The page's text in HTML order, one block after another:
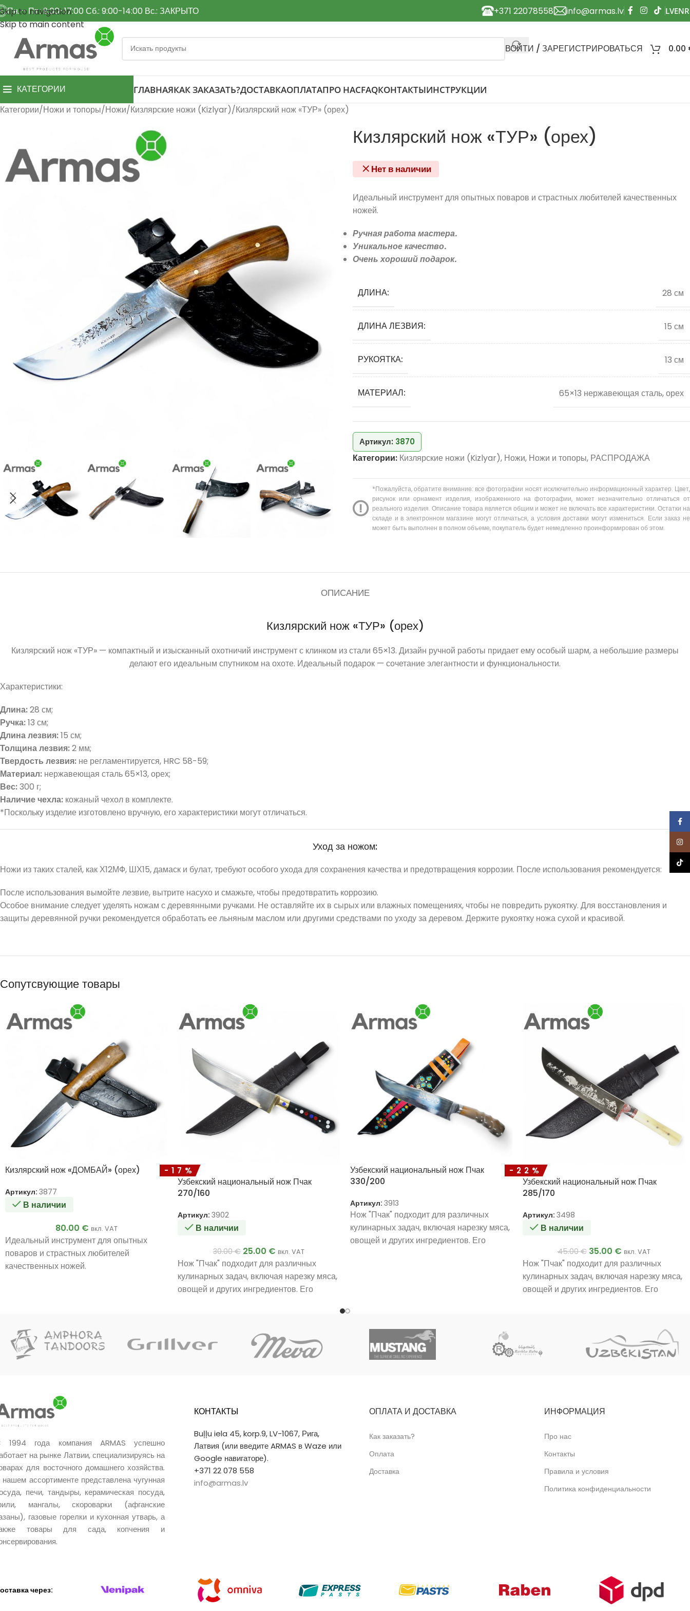
Skip to navigation
Skip to main content
Пн. - Пт.: 9:00-17:00 Сб.: 9:00-14:00 Вс.: ЗАКРЫТО +371 22078558 info@armas.lv
ВОЙТИ / ЗАРЕГИСТРИРОВАТЬСЯ 0.00
КАТЕГОРИИ ГЛАВНАЯКАК ЗАКАЗАТЬ?ДОСТАВКАОПЛАТАПРО НАСFAQКОНТАКТЫИНСТРУКЦИИ
Категории Ножи и топоры Ножи Кизлярские ножи (Kizlyar) Кизлярский нож «ТУР» (орех)
Кизлярский нож «ТУР» (орех)
Нет в наличии
Идеальный инструмент для опытных поваров и страстных любителей качественных
ножей.
Ручная работа мастера.
Уникальное качество.
Очень хороший подарок.
ДЛИНА: 28 см
ДЛИНА ЛЕЗВИЯ: 15 см
РУКОЯТКА: 13 см
МАТЕРИАЛ: 65×13 нержавеющая сталь, орех
Артикул: 3870
Категории: Кизлярские ножи (Kizlyar), Ножи, Ножи и топоры, РАСПРОДАЖА
*Пожалуйста, обратите внимание: все фотографии носят исключительно информационный характер. Цвет,
рисунок или орнамент изделия, изображенного на фотографии, может незначительно отличаться от
реального изделия. Описание товара является общим и может не включать все характеристики. Остатки на
складе и в электронном магазине могут отличаться, а условия доставки могут измениться. Если заказ не
может быть выполнен в полном объеме, покупатель будет немедленно проинформирован об этом.
ОПИСАНИЕ
Кизлярский нож «ТУР» (орех)
Кизлярский нож «ТУР» — компактный и изысканный охотничий инструмент с клинком из стали 65×13. Дизайн ручной работы придает ему особый шарм, а небольшие размеры
делают его идеальным спутником на охоте. Идеальный подарок — сочетание элегантности и функциональности.
Характеристики:
Длина:28 см;
Ручка:13 см;
Длина лезвия:15 см;
Толщина лезвия:2 мм;
Твердость лезвия: не регламентируется, HRC 58-59;
Материал: нержавеющая сталь 65×13, орех;
Вес:300 г;
Наличие чехла: кожаный чехол в комплекте.
*Поскольку изделие изготовлено вручную, его характеристики могут отличаться.
Уход за ножом:
Ножи из таких сталей, как Х12МФ, ШХ15, дамаск и булат, требуют особого ухода для сохранения качества и предотвращения коррозии. После использования рекомендуется:
После использования вымойте лезвие, вытрите насухо и смажьте, чтобы предотвратить коррозию.
Особое внимание следует уделять ножам с деревянными ручками. Не оставляйте их в сырых или влажных помещениях, чтобы не повредить рукоятку. Для восстановления и
защиты деревянной ручки рекомендуется обработать ее льняным маслом или другими средствами по уходу за деревом. Держите рукоятку ножа сухой и красивой.
Сопутсвующие товары
Кизлярский нож «ДОМБАЙ» (орех)
Артикул: 3877
В наличии
80.00 € вкл. VAT
Идеальный инструмент для опытных
поваров и страстных любителей
качественных ножей.
-17%
Узбекский национальный нож Пчак
270/160
Артикул: 3902
В наличии
30.00€ 25.00 € вкл. VAT
Нож "Пчак" подходит для различных
кулинарных задач, включая нарезку мяса,
овощей и других ингредиентов. Его
Ручная работа мастера.
Уникальное качество.
Узбекский национальный нож Пчак
330/200
Артикул: 3913
Нож "Пчак" подходит для различных
кулинарных задач, включая нарезку мяса,
овощей и других ингредиентов. Его
-22%
Узбекский национальный нож Пчак
285/170
Артикул: 3498
В наличии
45.00€ 35.00 € вкл. VAT
Нож "Пчак" подходит для различных
кулинарных задач, включая нарезку мяса,
овощей и других ингредиентов. Его
Ручная работа мастера.
Уникальное качество.
1994 года компания ARMAS успешно
на рынке Латвии, специализируясь на
для восточного домашнего хозяйства.
ассортименте представлена чугунная
печи, тандыры, керамическая посуда,
мангалы, скороварки (афганские
газовые горелки и кухонная утварь, а
товары для сада, копчения и
КОНТАКТЫ
Buļļu iela 45, korp.9, LV-1067, Рига,
Латвия (или введите ARMAS в Waze или
Google навигаторе).
+371 22 078 558
info@armas.lv
ОПЛАТА И ДОСТАВКА
Как заказать?
Оплата
Доставка
ИНФОРМАЦИЯ
Про нас
Контакты
Правила и условия
Политика конфиденциальности
через: